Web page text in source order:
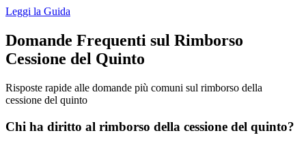
Leggi la Guida
Domande Frequenti sul Rimborso
Cessione del Quinto
Risposte rapide alle domande più comuni sul rimborso della
cessione del quinto
Chi ha diritto al rimborso della cessione del quinto?